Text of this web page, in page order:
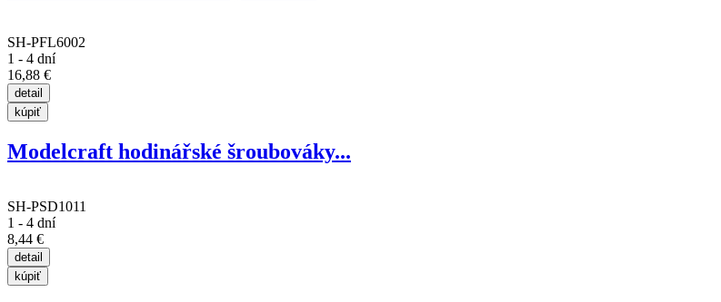
SH-PFL6002
1 - 4 dní
16,88 €
Modelcraft hodinářské šroubováky...
SH-PSD1011
1 - 4 dní
8,44 €